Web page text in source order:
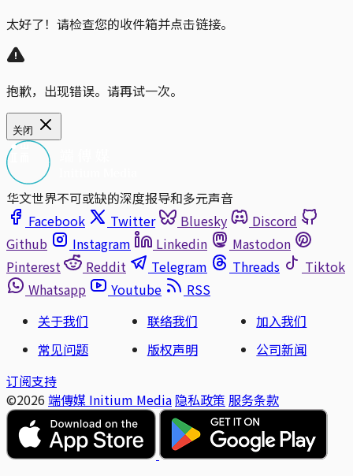
太好了！请检查您的收件箱并点击链接。
抱歉，出现错误。请再试一次。
关闭
华文世界不可或缺的深度报导和多元声音
Facebook
Twitter Bluesky
Discord
Github
Instagram Linkedin
Mastodon
Pinterest
Reddit Telegram Threads
Tiktok
Whatsapp
Youtube
RSS
关于我们
联络我们
加入我们
常见问题
版权声明
公司新闻
订阅支持
©2026 端傳媒 Initium Media 隐私政策 服务条款